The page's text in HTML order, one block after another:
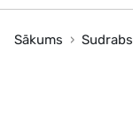
Sākums Sudrabs